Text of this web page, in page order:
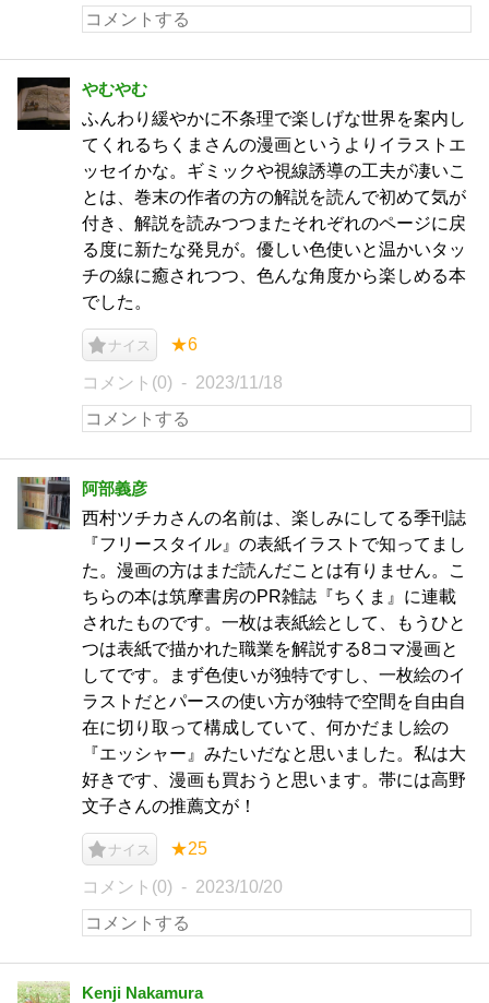
やむやむ
ふんわり緩やかに不条理で楽しげな世界を案内し
てくれるちくまさんの漫画というよりイラストエ
ッセイかな。ギミックや視線誘導の工夫が凄いこ
とは、巻末の作者の方の解説を読んで初めて気が
付き、解説を読みつつまたそれぞれのページに戻
る度に新たな発見が。優しい色使いと温かいタッ
チの線に癒されつつ、色んな角度から楽しめる本
でした。
ナイス ★6
コメント(0) 2023/11/18
阿部義彦
西村ツチカさんの名前は、楽しみにしてる季刊誌
『フリースタイル』の表紙イラストで知ってまし
た。漫画の方はまだ読んだことは有りません。こ
ちらの本は筑摩書房のPR雑誌『ちくま』に連載
されたものです。一枚は表紙絵として、もうひと
つは表紙で描かれた職業を解説する8コマ漫画と
してです。まず色使いが独特ですし、一枚絵のイ
ラストだとパースの使い方が独特で空間を自由自
在に切り取って構成していて、何かだまし絵の
『エッシャー』みたいだなと思いました。私は大
好きです、漫画も買おうと思います。帯には高野
文子さんの推薦文が！
ナイス ★25
コメント(0) 2023/10/20
Kenji Nakamura